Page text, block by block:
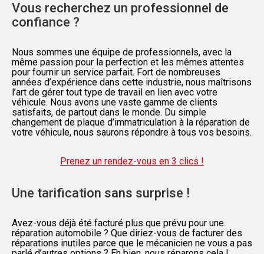
Vous recherchez un professionnel de
confiance ?
Nous sommes une équipe de professionnels, avec la
même passion pour la perfection et les mêmes attentes
pour fournir un service parfait. Fort de nombreuses
années d’expérience dans cette industrie, nous maîtrisons
l’art de gérer tout type de travail en lien avec votre
véhicule. Nous avons une vaste gamme de clients
satisfaits, de partout dans le monde. Du simple
changement de plaque d’immatriculation à la réparation de
votre véhicule, nous saurons répondre à tous vos besoins.
Prenez un rendez-vous en 3 clics !
Une tarification sans surprise !
Avez-vous déjà été facturé plus que prévu pour une
réparation automobile ? Que diriez-vous de facturer des
réparations inutiles parce que le mécanicien ne vous a pas